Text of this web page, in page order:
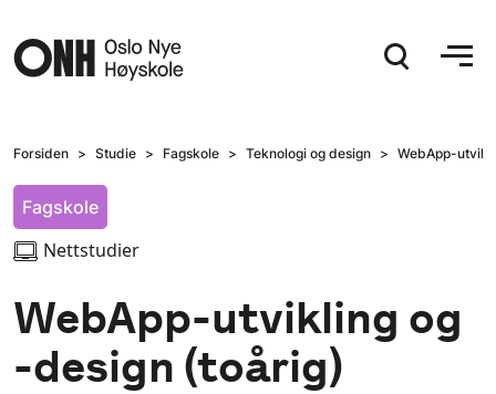
Forsiden Studie Fagskole Teknologi og design WebApp-
Fagskole
Nettstudier
WebApp-utvikling og
-design (toårig)